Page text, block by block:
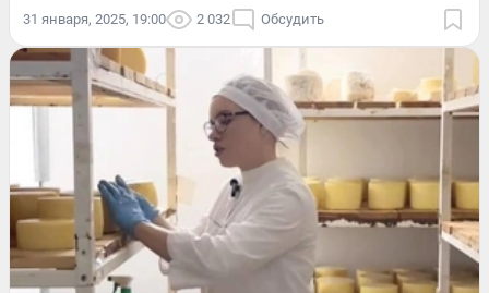
31 января, 2025, 19:00 2 032 Обсудить